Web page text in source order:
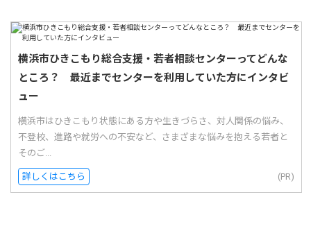
横浜市ひきこもり総合支援・若者相談センターってどんな
ところ？ 最近までセンターを利用していた方にインタビ
ュー
横浜市はひきこもり状態にある方や生きづらさ、対人関係の悩み、
不登校、進路や就労への不安など、さまざまな悩みを抱える若者と
そのご...
詳しくはこちら (PR)